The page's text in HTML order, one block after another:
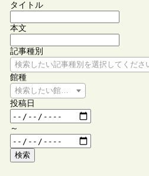
タイトル
本文
記事種別
検索したい記事種別を選択してくださ
館種
検索したい館種を選択してください
投稿日
～
検索